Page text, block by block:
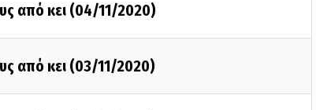
από κει (04/11/2020)
από κει (03/11/2020)